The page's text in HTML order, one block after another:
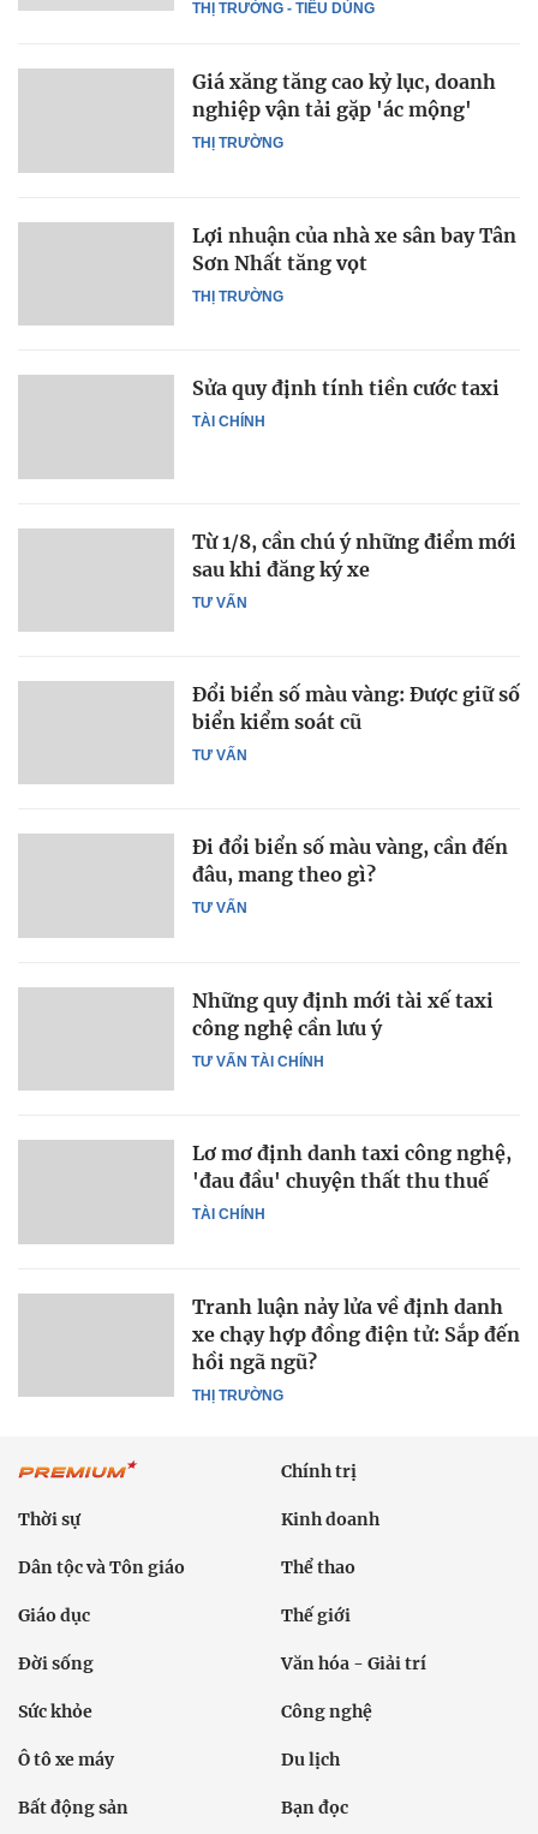
THỊ TRƯỜNG - TIÊU DÙNG
THỊ TRƯỜNG
Giá xăng tăng cao kỷ lục, doanh
nghiệp vận tải gặp 'ác mộng'
THỊ TRƯỜNG
Lợi nhuận của nhà xe sân bay Tân
Sơn Nhất tăng vọt
TÀI CHÍNH
Sửa quy định tính tiền cước taxi
TƯ VẤN
Từ 1/8, cần chú ý những điểm mới
sau khi đăng ký xe
TƯ VẤN
Đổi biển số màu vàng: Được giữ số
biển kiểm soát cũ
TƯ VẤN
Đi đổi biển số màu vàng, cần đến
đâu, mang theo gì?
TƯ VẤN TÀI CHÍNH
Những quy định mới tài xế taxi
công nghệ cần lưu ý
TÀI CHÍNH
Lơ mơ định danh taxi công nghệ,
'đau đầu' chuyện thất thu thuế
THỊ TRƯỜNG
Tranh luận nảy lửa về định danh
xe chạy hợp đồng điện tử: Sắp đến
hồi ngã ngũ?
Chính trị
Thời sự Kinh doanh
Dân tộc và Tôn giáo Thể thao
Giáo dục Thế giới
Đời sống Văn hóa - Giải trí
Sức khỏe Công nghệ
Ô tô xe máy Du lịch
Bất động sản Bạn đọc